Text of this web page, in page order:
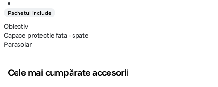
Pachetul include
Obiectiv
Capace protectie fata - spate
Parasolar
Cele mai cumpărate accesorii